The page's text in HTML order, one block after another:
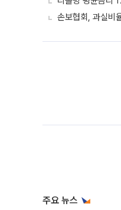
손보협회, 과실비
주요 뉴스